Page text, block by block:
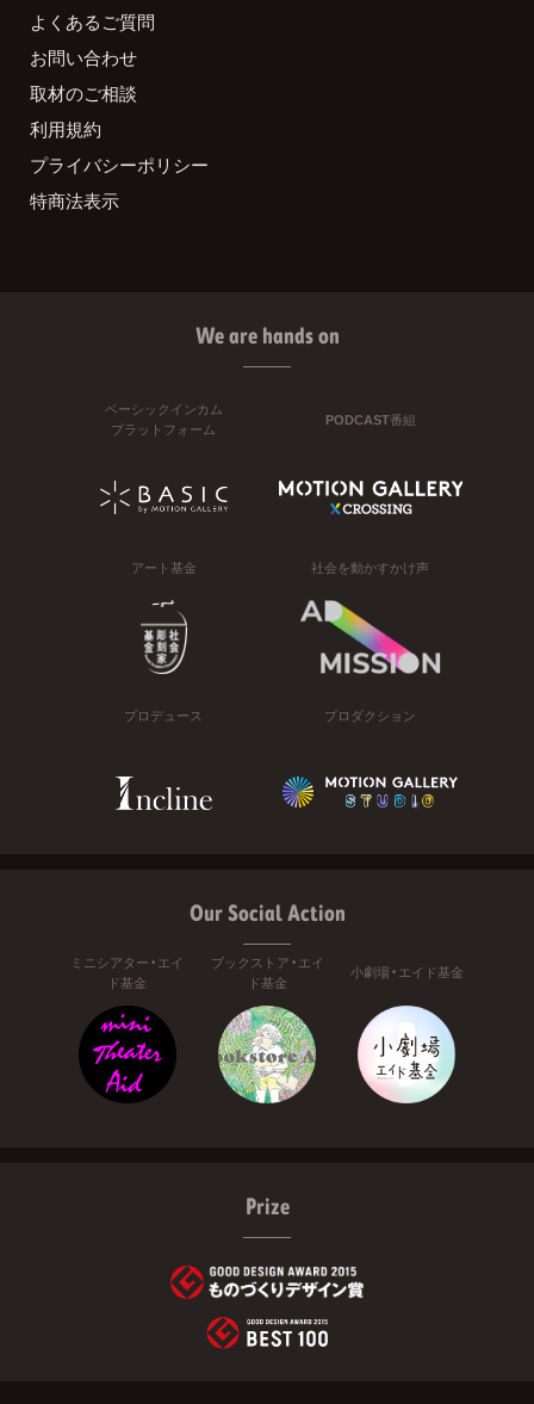
よくあるご質問
お問い合わせ
取材のご相談
利用規約
プライバシーポリシー
特商法表示
We are hands on
ベーシックインカム
プラットフォーム
PODCAST番組
アート基金 社会を動かすかけ声
プロデュース プロダクション
Our Social Action
ミニシアター・エイ
ド基金
ブックストア・エイ
ド基金
小劇場・エイド基金
Prize